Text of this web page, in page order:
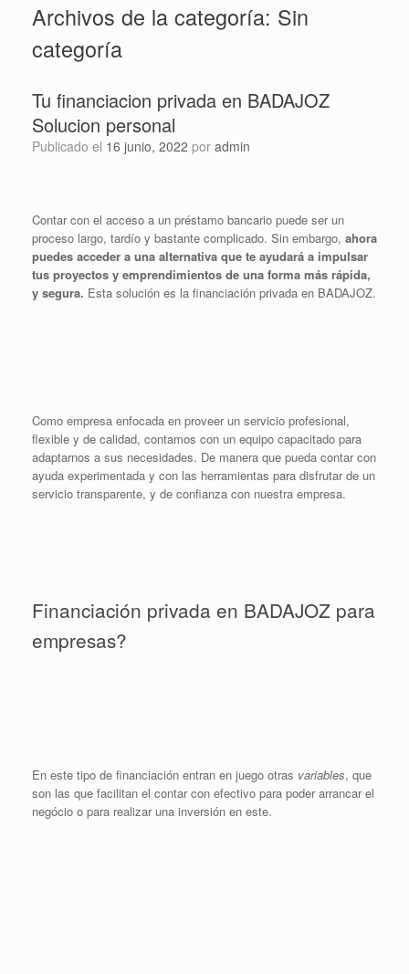
Archivos de la categoría: Sin
categoría
Tu financiacion privada en BADAJOZ
Solucion personal
Publicado el 16 junio, 2022 por admin
Contar con el acceso a un préstamo bancario puede ser un
proceso largo, tardío y bastante complicado. Sin embargo, ahora
puedes acceder a una alternativa que te ayudará a impulsar
tus proyectos y emprendimientos de una forma más rápida,
y segura. Esta solución es la financiación privada en BADAJOZ.
Como empresa enfocada en proveer un servicio profesional,
flexible y de calidad, contamos con un equipo capacitado para
adaptarnos a sus necesidades. De manera que pueda contar con
ayuda experimentada y con las herramientas para disfrutar de un
servicio transparente, y de confianza con nuestra empresa.
Financiación privada en BADAJOZ para
empresas?
En este tipo de financiación entran en juego otras variables, que
son las que facilitan el contar con efectivo para poder arrancar el
negócio o para realizar una inversión en este.